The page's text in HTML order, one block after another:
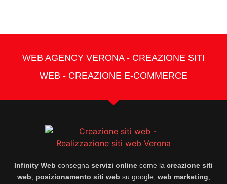
WEB AGENCY VERONA - CREAZIONE SITI
WEB - CREAZIONE E-COMMERCE
Infinity Web consegna servizi online come la creazione siti
web
posizionamento siti web su google, web marketing